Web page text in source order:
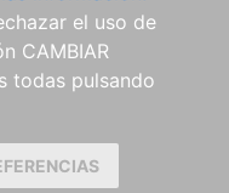
el uso de
CAMBIAR
todas pulsando